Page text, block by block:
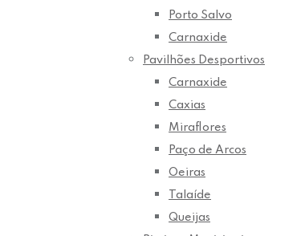
Porto Salvo
Carnaxide
Pavilhões Desportivos
Carnaxide
Caxias
Miraflores
Paço de Arcos
Oeiras
Talaíde
Queijas